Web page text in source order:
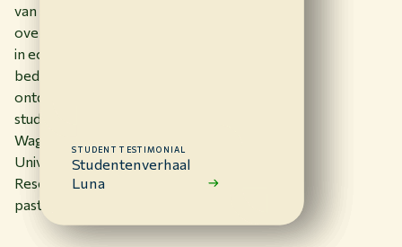
van studenten
over hun studies
in economie en
bedrijf. En
ontdek of
studeren aan
Wageningen
University &
Research bij je
past.
STUDENT TESTIMONIAL
Studentenverhaal
Berber
STUDENT TESTIMONIAL
Studentenverhaal
Quinten
STUDENT TESTIMONIAL
Studentenverhaal
Niek
STUDENT TESTIMONIAL
Studentenverhaal
Luna